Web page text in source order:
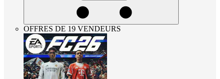
OFFRES DE 19 VENDEURS